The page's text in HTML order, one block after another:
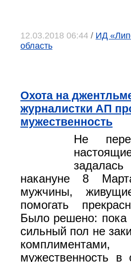
12.03.2018 06:44 / ИД
область
Охота на
журналистки АП
мужественность
Не
накануне 8
мужчины,
помогать
Было решено: пока
сильный пол не
мужественность